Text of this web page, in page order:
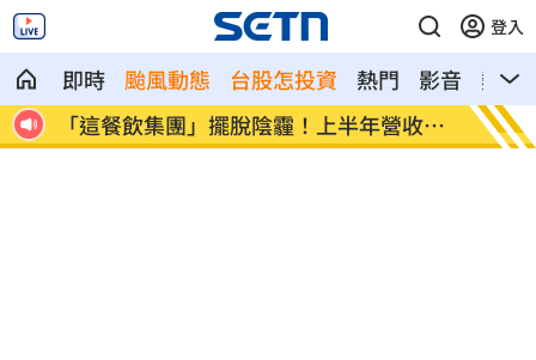
登入
即時 颱風動態 台股怎投資 熱門 影音
熱搜
創
賓士S500擋浩劫！車主這話暖哭全網
台股
酬